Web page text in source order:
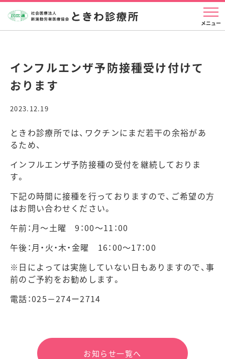
インフルエンザ予防接種受け付けて
おります
2023.12.19
ときわ診療所では、ワクチンにまだ若干の余裕があ
るため、
インフルエンザ予防接種の受付を継続しておりま
す。
下記の時間に接種を行っておりますので、ご希望の方
はお問い合わせください。
午前：月～土曜 9：00～11：00
午後：月・火・木・金曜 16：00～17：00
※日によっては実施していない日もありますので、事
前のご予約をお勧めします。
電話：025－274ー2714
お知らせ一覧へ